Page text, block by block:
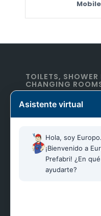
TOILETS,
CHANGING
Shower cabins
Toilet and shower
Asistente virtual
Hola, soy Europo.
¡Bienvenido a
Prefabri! ¿En
ayudarte?